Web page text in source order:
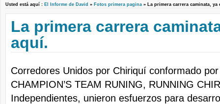
Usted está aquí : El Informe de David » Fotos primera pagina » La primera carrera caminata,
La primera carrera
aquí.
Corredores Unidos por Chiriquí conformado
CHAMPION’S TEAM RUNING, RUNNING
Independientes, unieron esfuerzos para